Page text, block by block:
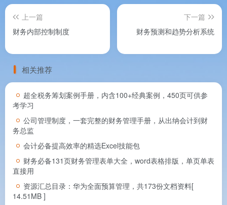
上一篇
财务内部控制制度
下一篇
财务预测和趋势分析系统
相关推荐
超全税务筹划案例手册，内含100+经典案例，450页可供参
考学习
公司管理制度，一套完整的财务管理手册，从出纳会计到财
务总监
会计必备提高效率的精选Excel技能包
财务必备131页财务管理表单大全，word表格排版，单页单表
直接用
资源汇总目录：华为全面预算管理，共173份文档资料[
14.51MB ]